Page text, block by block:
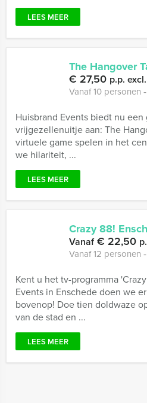
LEES MEER
The Hangover
€ 27,50 p.p.
Vanaf 10 personen
Huisbrand Events biedt nu
vrijgezellenuitje aan: The
virtuele game spelen in het
we hilariteit, ...
LEES MEER
Crazy 88!
Vanaf€ 22,50
Vanaf 12 personen
Kent u het tv-programma
Events in Enschede doen we
bovenop! Doe tien doldwaze
van de stad en ...
LEES MEER